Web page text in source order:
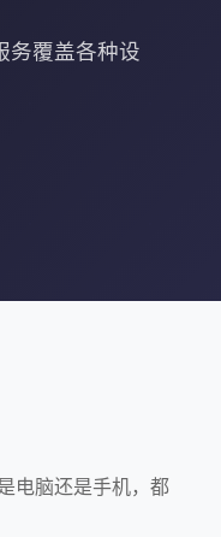
务覆盖各种设
电脑还是手机，都